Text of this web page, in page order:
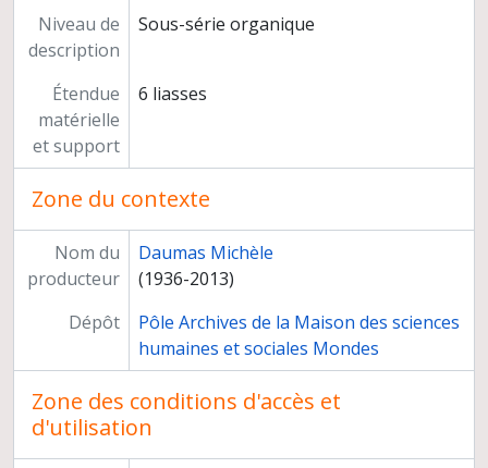
Niveau de
description
Sous-série organique
Étendue
matérielle
et support
6 liasses
Zone du contexte
Nom du
producteur
Daumas Michèle
(1936-2013)
Dépôt
Pôle Archives de la Maison des sciences
humaines et sociales Mondes
Zone des conditions d'accès et
d'utilisation